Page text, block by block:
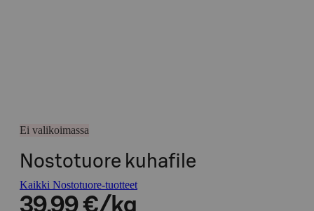
Ei valikoimassa
Nostotuore kuhafile
Kaikki Nostotuore-tuotteet
39,99 €/kg